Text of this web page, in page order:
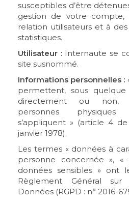
susceptibles d’être
gestion de votre
relation utilisateurs et à des
statistiques.
Utilisateur :Internaute se
site susnommé.
Informations personnelles :
permettent, sous
directement ou non,
personnes
s’appliquent » (article 4
janvier 1978).
Les termes « données à
personne concernée »,
données sensibles » ont
Règlement Général
Données (RGPD : n° 2016-